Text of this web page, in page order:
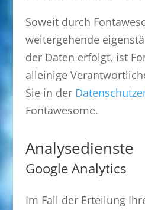
Soweit durch
weitergehende
der Daten erfolgt, ist
alleinige
Sie in der
Fontawesome.
Analysedienste
Google Analytics
Im Fall der Erteilung